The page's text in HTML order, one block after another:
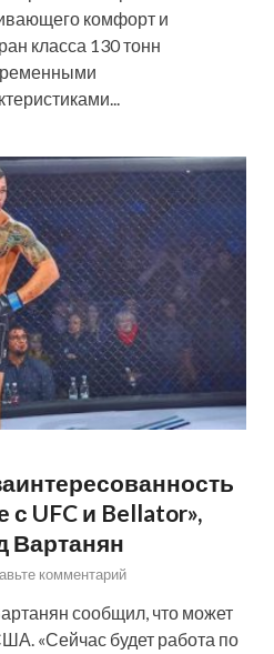
комфорт и
класса 130 тонн
с UFC и Bellator»,
Вартанян
комментарий
сообщил, что может
«Сейчас будет работа по